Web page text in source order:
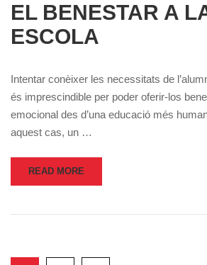
EL BENESTAR A
ESCOLA
Intentar conèixer les necessitats de
és imprescindible per poder oferir-los
emocional des d’una educació més
aquest cas, un …
READ MORE